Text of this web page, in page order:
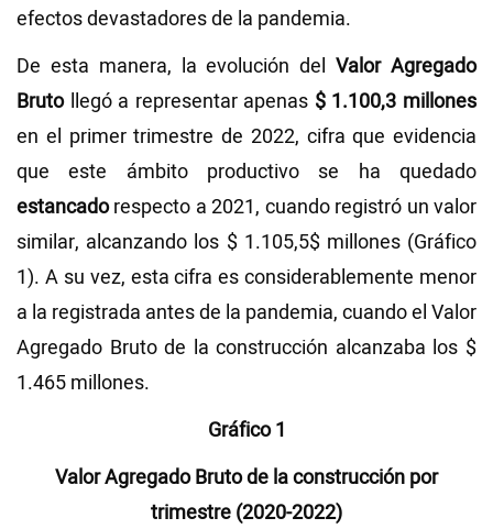
efectos devastadores de la pandemia.
De esta manera, la evolución delValor Agregado
Brutollegó a representar apenas $ 1.100,3 millones
en el primer trimestre de 2022, cifra que evidencia
que este ámbito productivo se ha quedado
estancadorespecto a 2021, cuando registró un valor
similar, alcanzando los $ 1.105,5$ millones (Gráfico
1). A su vez, esta cifra es considerablemente menor
a la registrada antes de la pandemia, cuando el Valor
Agregado Bruto de la construcción alcanzaba los $
1.465 millones.
Gráfico 1
Valor Agregado Bruto de la construcción por
trimestre (2020-2022)